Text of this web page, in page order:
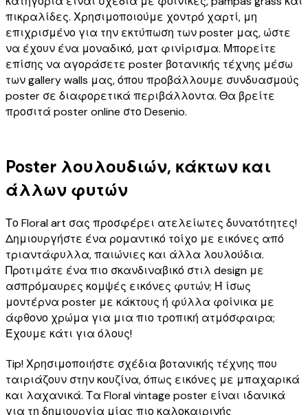
πικραλίδες. Χρησιμοποιούμε χοντρό χαρτί, μη
επιχρισμένο για την εκτύπωση των poster μας, ώστε
να έχουν ένα μοναδικό, ματ φινίρισμα. Μπορείτε
επίσης να αγοράσετε poster βοτανικής τέχνης μέσω
των gallery walls μας, όπου προβάλλουμε συνδυασμούς
poster σε διαφορετικά περιβάλλοντα. Θα βρείτε
προσιτά poster online στο Desenio.
Poster λουλουδιών, κάκτων και
άλλων φυτών
Το Floral art σας προσφέρει ατελείωτες δυνατότητες!
Δημιουργήστε ένα ρομαντικό τοίχο με εικόνες από
τριαντάφυλλα, παιώνιες και άλλα λουλούδια.
Προτιμάτε ένα πιο σκανδιναβικό στιλ design με
ασπρόμαυρες κομψές εικόνες φυτών; Ή ίσως
μοντέρνα poster με κάκτους ή φύλλα φοίνικα με
άφθονο χρώμα για μια πιο τροπική ατμόσφαιρα;
Έχουμε κάτι για όλους!
Tip! Χρησιμοποιήστε σχέδια βοτανικής τέχνης που
ταιριάζουν στην κουζίνα, όπως εικόνες με μπαχαρικά
και λαχανικά. Τα Floral vintage poster είναι ιδανικά
για τη δημιουργία μίας πιο καλοκαιρινής